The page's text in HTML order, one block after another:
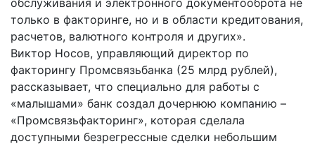
обслуживания и электронного документооброта не
только в факторинге, но и в области кредитования,
расчетов, валютного контроля и других».
Виктор Носов, управляющий директор по
факторингу Промсвязьбанка (25 млрд рублей),
рассказывает, что специально для работы с
«малышами» банк создал дочернюю компанию –
«Промсвязьфакторинг», которая сделала
доступными безрегрессные сделки небольшим